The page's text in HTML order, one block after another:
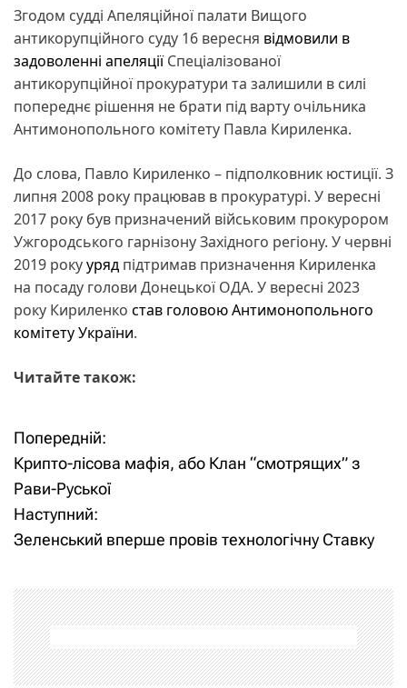
Згодом судді Апеляційної палати Вищого
антикорупційного суду 16 вересня відмовили в
задоволенні апеляціїСпеціалізованої
антикорупційної прокуратури та залишили в силі
попереднє рішення не брати під варту очільника
Антимонопольного комітету Павла Кириленка.
До слова, Павло Кириленко – підполковник юстиції. З
липня 2008 року працював в прокуратурі. У вересні
2017 року був призначений військовим прокурором
Ужгородського гарнізону Західного регіону. У червні
2019 рокууряд підтримав призначення Кириленка
на посаду голови Донецької ОДА. У вересні 2023
року Кириленко став головою Антимонопольного
комітету України.
Читайте також:
Н
а
в
г
а
ц
Попередній:
Крипто-лісова мафія, або Клан “смотрящих” з
Рави-Руської
Наступний:
Зеленський вперше провів технологічну Ставку